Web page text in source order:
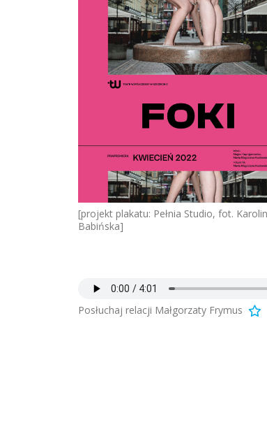
[projekt plakatu: Pełnia Studio, fot.
Babińska]
Posłuchaj relacji Małgorzaty Frymus